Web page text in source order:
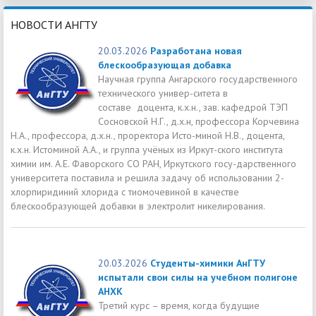
НОВОСТИ АНГТУ
20.03.2026 Разработана новая
блескообразующая добавка
Научная группа Ангарского государственного
технического универ-ситета в
составе доцента, к.х.н., зав. кафедрой ТЭП
Сосновской Н.Г., д.х.н, профессора Корчевина
Н.А., профессора, д.х.н., проректора Исто-миной Н.В., доцента,
к.х.н. Истоминой А.А., и группа учёных из Иркут-ского института
химии им. А.Е. Фаворского СО РАН, Иркутского госу-дарственного
университета поставила и решила задачу об использовании 2-
хлорпиридиний хлорида с тиомочевиной в качестве
блескообразующей добавки в электролит никелирования.
20.03.2026 Студенты-химики АнГТУ
испытали свои силы на учебном полигоне
АНХК
Третий курс – время, когда будущие